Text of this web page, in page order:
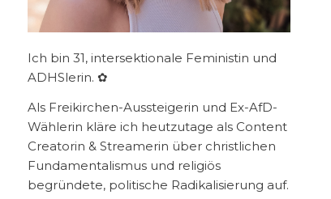
Ich bin 31, intersektionale Feministin und
ADHSlerin. ✿
Als Freikirchen-Aussteigerin und Ex-AfD-
Wählerin kläre ich heutzutage als Content
Creatorin & Streamerin über christlichen
Fundamentalismus und religiös
begründete, politische Radikalisierung auf.